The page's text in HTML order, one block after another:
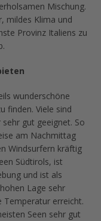
Mischung.
mildes Klima und
Provinz Italiens zu
wunderschöne
finden. Viele sind
gut geeignet. So
am Nachmittag
Windsurfern kräftig
Südtirols, ist
und ist als
Lage sehr
Temperatur erreicht.
Seen sehr gut